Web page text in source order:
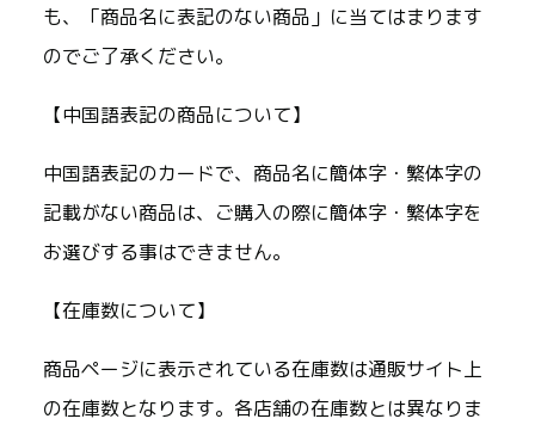
も、「商品名に表記のない商品」に当てはまります
のでご了承ください。
【中国語表記の商品について】
中国語表記のカードで、商品名に簡体字・繁体字の
記載がない商品は、ご購入の際に簡体字・繁体字を
お選びする事はできません。
【在庫数について】
商品ページに表示されている在庫数は通販サイト上
の在庫数となります。各店舗の在庫数とは異なりま